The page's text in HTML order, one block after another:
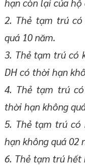
2. Thẻ tạm trú
quá 10 năm.
3. Thẻ tạm trú có
DH có thời hạn
4. Thẻ tạm trú
thời hạn không
5. Thẻ tạm trú có
hạn không quá 02
6. Thẻ tạm trú hết